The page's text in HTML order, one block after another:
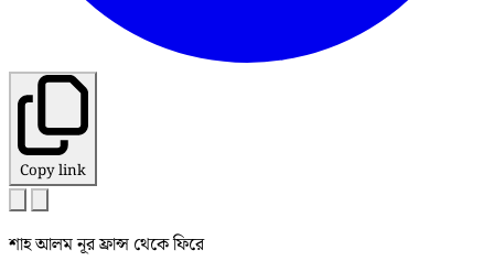
Copy link
শাহ আলম নূর ফ্রান্স থেকে ফিরে